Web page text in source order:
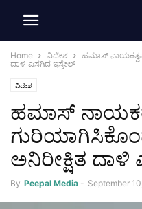
Home ವಿದೇಶ
ಹಮಾಸ್
ದಾಳಿ ಎಸಗಿದ ಇಸ್ರೇಲ್‌
ವಿದೇಶ
ಹಮಾಸ್
ಅನಿರೀಕ್ಷಿತ
By Peepal Media - September